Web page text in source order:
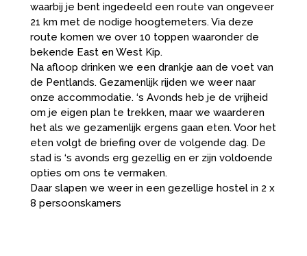
waarbij je bent ingedeeld een route van ongeveer
21 km met de nodige hoogtemeters. Via deze
route komen we over 10 toppen waaronder de
bekende East en West Kip.
Na afloop drinken we een drankje aan de voet van
de Pentlands. Gezamenlijk rijden we weer naar
onze accommodatie. ‘s Avonds heb je de vrijheid
om je eigen plan te trekken, maar we waarderen
het als we gezamenlijk ergens gaan eten. Voor het
eten volgt de briefing over de volgende dag. De
stad is ‘s avonds erg gezellig en er zijn voldoende
opties om ons te vermaken.
Daar slapen we weer in een gezellige hostel in 2 x
8 persoonskamers